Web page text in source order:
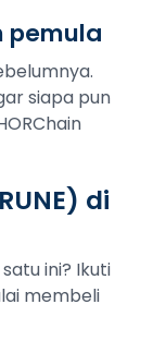
pemula
siapa pun
di
ini? Ikuti
membeli